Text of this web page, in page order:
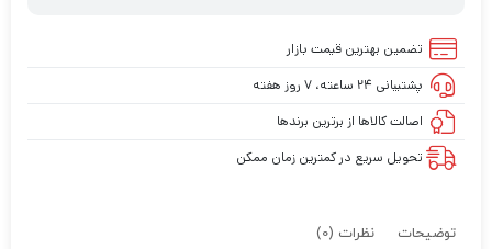
تضمین بهترین قیمت بازار
پشتیبانی ۲۴ ساعته، ۷ روز هفته
اصالت کالاها از برترین برندها
تحویل سریع در کمترین زمان ممکن
توضیحات نظرات (0)